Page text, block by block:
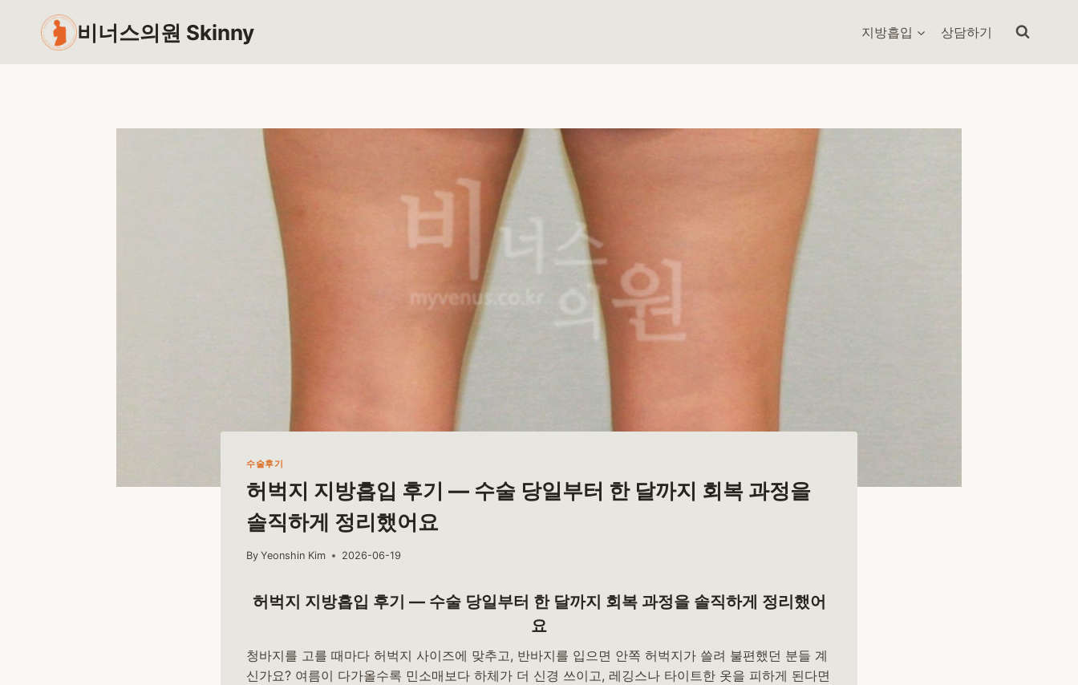
content
비너스의원 Skinny 지방흡입 상담하기
수술후기
허벅지 지방흡입 후기 — 수술 당일부터 한 달까지 회복 과정을
솔직하게 정리했어요
By Yeonshin Kim 2026-06-19
허벅지 지방흡입 후기 — 수술 당일부터 한 달까지 회복 과정을 솔직하게 정리했어
요
청바지를 고를 때마다 허벅지 사이즈에 맞추고, 반바지를 입으면 안쪽 허벅지가 쓸려 불편했던 분들 계
신가요? 여름이 다가올수록 민소매보다 하체가 더 신경 쓰이고, 레깅스나 타이트한 옷을 피하게 된다면